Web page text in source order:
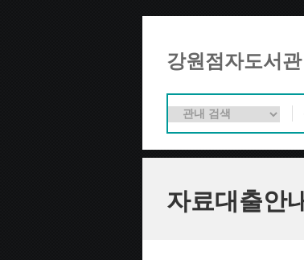
강원점자도서관
자료대출안